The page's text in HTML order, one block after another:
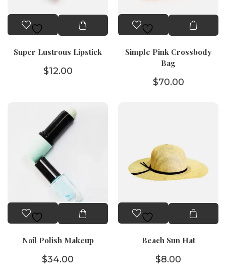
Super Lustrous Lipstick
$12.00
Simple Pink Crossbody
Bag
$70.00
Nail Polish Makeup
$34.00
Beach Sun Hat
$8.00